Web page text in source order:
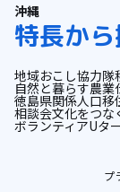
沖縄
特長か
地域おこし協力隊
自然と暮らす農業
徳島県関係人口移
相談会文化をつな
ボランティアUタ
プ